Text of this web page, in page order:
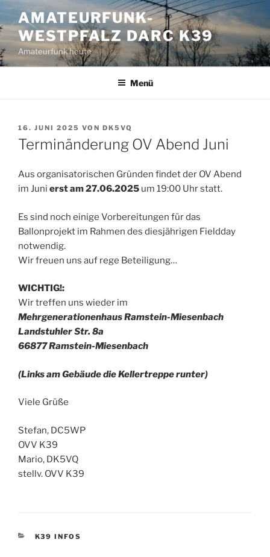
Inhalt
springen
AMATEURFUNK-
WESTPFALZ DARC K39
Amateurfunk heute
Menü
VERÖFFENTLICHT
AM
16. JUNI 2025 VON DK5VQ
Terminänderung OV Abend Juni
Aus organisatorischen Gründen findet der OV Abend
im Juni erst am 27.06.2025 um 19:00 Uhr statt.
Es sind noch einige Vorbereitungen für das
Ballonprojekt im Rahmen des diesjährigen Fieldday
notwendig.
Wir freuen uns auf rege Beteiligung…
WICHTIG!:
Wir treffen uns wieder im
Mehrgenerationenhaus Ramstein-Miesenbach
Landstuhler Str. 8a
66877 Ramstein-Miesenbach
(Links am Gebäude die Kellertreppe runter)
Viele Grüße
Stefan, DC5WP
OVV K39
Mario, DK5VQ
stellv. OVV K39
KATEGORIEN
K39 INFOS